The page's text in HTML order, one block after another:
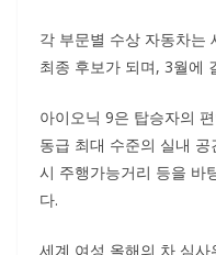
각 부문별 수상 자동차는
최종 후보가 되며, 3월에
아이오닉 9은 탑승자의
동급 최대 수준의 실내
시 주행가능거리 등을 바
다.
세계 여성 올해의 차 심